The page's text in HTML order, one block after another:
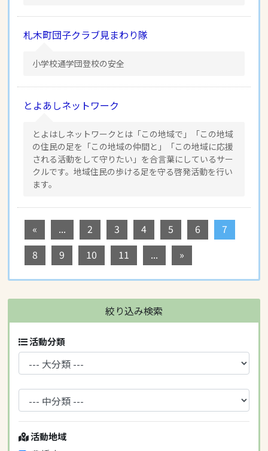
札木町団子クラブ見まわり隊
小学校通学団登校の安全
とよあしネットワーク
とよはしネットワークとは「この地域で」「この地域
の住民の足を「この地域の仲間と」「この地域に応援
される活動をして守りたい」を合言葉にしているサー
クルです。地域住民の歩ける足を守る啓発活動を行い
ます。
« ... 2 3 4 5 6
7
8
9 10 11 ... »
絞り込み検索
活動分類
活動地域